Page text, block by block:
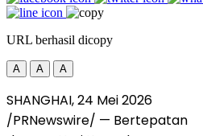
URL berhasil dicopy
A A A
SHANGHAI, 24 Mei 2026
/PRNewswire/ — Bertepatan